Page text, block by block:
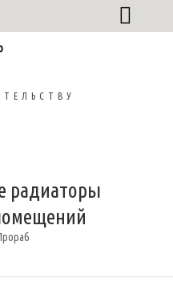
радиаторы